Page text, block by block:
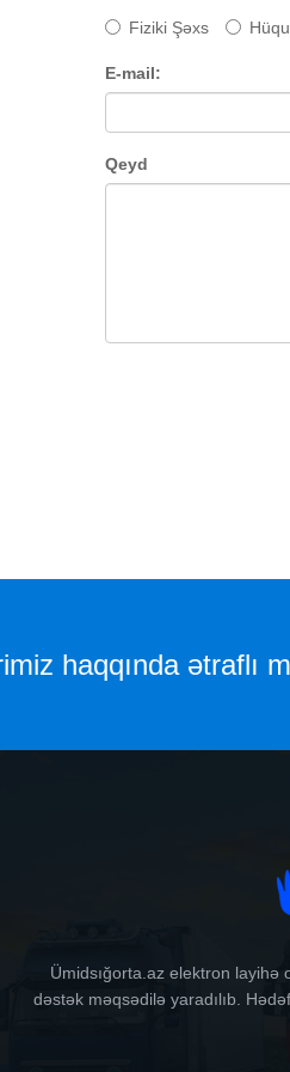
Fiziki Şəxs
E-mail:
Qeyd
haqqında ətraflı
Ümidsığorta.az elektron layihə
dəstək məqsədilə yaradılıb.